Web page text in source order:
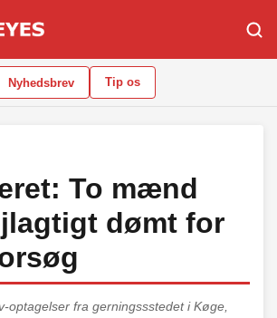
Nyhedsbrev Tip os
To mænd
dømt for
optagelser fra gerningssstedet i Køge,